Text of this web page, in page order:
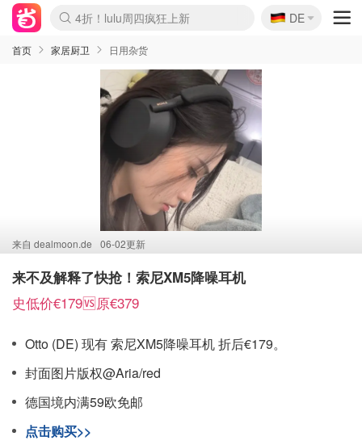
Boticinal 夏促开抢！
4折！lulu周四疯狂上新
还没结束！&OtherStories大促
Joybuy变相75折 随时失效
速领！Stanley独家85折
疑似霸哥！Camper额外叠85折
Zalando 奥莱闪促！每日更新
Moncler反季囤！5折起+叠9折
Coach Brooklyn仅€192
🇩🇪
DE
首页 家居厨卫 日用杂货
来自 dealmoon.de 06-02更新
来不及解释了快抢！索尼XM5降噪耳机
史低价€179🆚原€379
Otto (DE) 现有 索尼XM5降噪耳机 折后€179。
封面图片版权@Aria/red
德国境内满59欧免邮
点击购买>>